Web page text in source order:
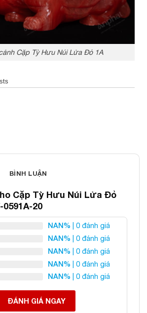
Cặp Tỳ Hưu Núi Lửa Đỏ 1A
PHONG THỦY
thoại: 0982 627 166
BÌNH LUẬN
Cặp Tỳ Hưu Núi Lửa Đỏ
0591A-20
NAN% | 0 đánh giá
NAN% | 0 đánh giá
NAN% | 0 đánh giá
NAN% | 0 đánh giá
NAN% | 0 đánh giá
ĐÁNH GIÁ NGAY